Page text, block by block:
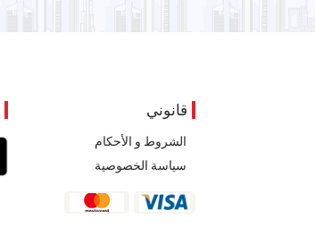
قانوني
الشروط و الأحكام
سياسة الخصوصية